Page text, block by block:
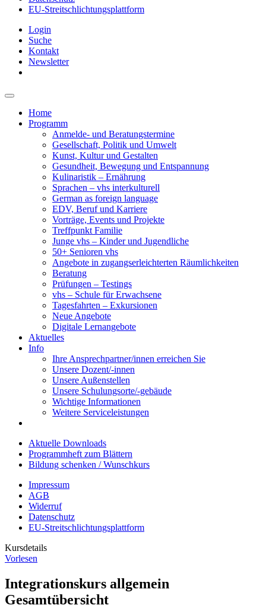
EU-Streitschlichtungsplattform
Login
Suche
Kontakt
Newsletter
Home
Programm
Anmelde- und Beratungstermine
Gesellschaft, Politik und Umwelt
Kunst, Kultur und Gestalten
Gesundheit, Bewegung und Entspannung
Kulinaristik – Ernährung
Sprachen – vhs interkulturell
German as foreign language
EDV, Beruf und Karriere
Vorträge, Events und Projekte
Treffpunkt Familie
Junge vhs – Kinder und Jugendliche
50+ Senioren vhs
Angebote in zugangserleichterten Räumlichkeiten
Beratung
Prüfungen – Testings
vhs – Schule für Erwachsene
Tagesfahrten – Exkursionen
Neue Angebote
Digitale Lernangebote
Aktuelles
Info
Ihre Ansprechpartner/innen erreichen Sie
Unsere Dozent/-innen
Unsere Außenstellen
Unsere Schulungsorte/-gebäude
Wichtige Informationen
Weitere Serviceleistungen
Aktuelle Downloads
Programmheft zum Blättern
Bildung schenken / Wunschkurs
Impressum
AGB
Widerruf
Datenschutz
EU-Streitschlichtungsplattform
Kursdetails
Vorlesen
Integrationskurs allgemein
Gesamtübersicht